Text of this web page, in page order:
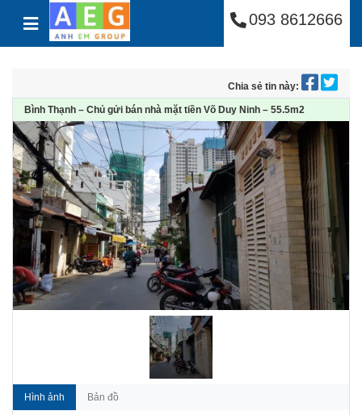
Skip to content Công Ty Cổ Phần
093 8612666
Chia sẻ tin này:
Bình Thạnh – Chủ gửi bán nhà mặt tiền Võ Duy Ninh – 55.5m2
Hình ảnh Bản đồ